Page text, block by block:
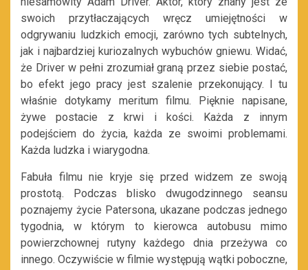
swoich przytłaczających wręcz umiejętności w
odgrywaniu ludzkich emocji, zarówno tych subtelnych,
jak i najbardziej kuriozalnych wybuchów gniewu. Widać,
że Driver w pełni zrozumiał graną przez siebie postać,
bo efekt jego pracy jest szalenie przekonujący. I tu
właśnie dotykamy meritum filmu. Pięknie napisane,
żywe postacie z krwi i kości. Każda z innym
podejściem do życia, każda ze swoimi problemami.
Każda ludzka i wiarygodna.
Fabuła filmu nie kryje się przed widzem ze swoją
prostotą. Podczas blisko dwugodzinnego seansu
poznajemy życie Patersona, ukazane podczas jednego
tygodnia, w którym to kierowca autobusu mimo
powierzchownej rutyny każdego dnia przeżywa co
innego. Oczywiście w filmie występują wątki poboczne,